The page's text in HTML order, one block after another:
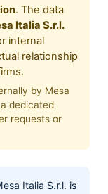
. The data
Italia S.r.l.
internal
relationship
by Mesa
dedicated
requests or
Italia S.r.l. is